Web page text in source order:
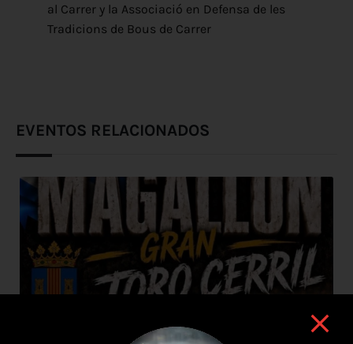
al Carrer y la Associació en Defensa de les
Tradicions de Bous de Carrer
EVENTOS RELACIONADOS